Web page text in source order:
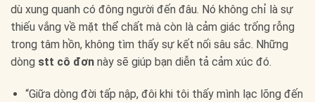
dù xung quanh có đông người đến đâu. Nó không chỉ là sự
thiếu vắng về mặt thể chất mà còn là cảm giác trống rỗng
trong tâm hồn, không tìm thấy sự kết nối sâu sắc. Những
dòng stt cô đơn này sẽ giúp bạn diễn tả cảm xúc đó.
“Giữa dòng đời tấp nập, đôi khi tôi thấy mình lạc lõng đến